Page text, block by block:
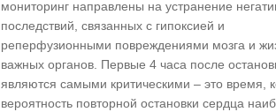
мониторинг направлены на устранение
последствий, связанных с гипоксией и
реперфузионными повреждениями мозга и
важных органов. Первые 4 часа после
являются самыми критическими – это время,
вероятность повторной остановки сердца